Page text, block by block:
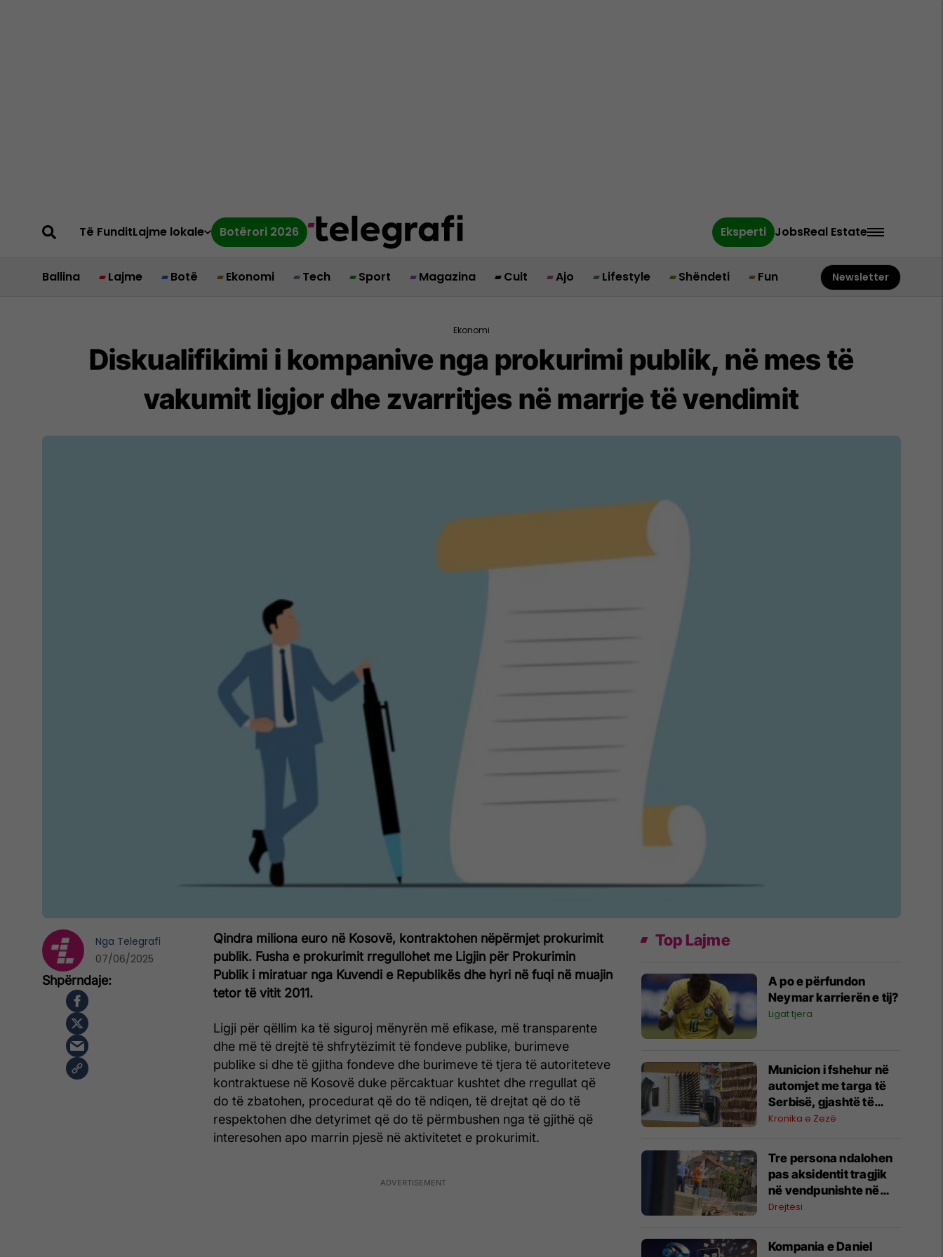
Të FunditLajme lokale Botërori 2026 Eksperti JobsReal Estate
Ballina Lajme Botë Ekonomi Tech Sport Magazina Cult Ajo Lifestyle Shëndeti Fun Newsletter
Ekonomi
Diskualifikimi i kompanive nga prokurimi publik, në mes të
vakumit ligjor dhe zvarritjes në marrje të vendimit
Qindra miliona euro në Kosovë, kontraktohen nëpërmjet prokurimit
publik. Fusha e prokurimit rregullohet me Ligjin për Prokurimin
Publik i miratuar nga Kuvendi e Republikës dhe hyri në fuqi në muajin
tetor të vitit 2011.
Ligji për qëllim ka të siguroj mënyrën më efikase, më transparente
dhe më të drejtë të shfrytëzimit të fondeve publike, burimeve
publike si dhe të gjitha fondeve dhe burimeve të tjera të autoriteteve
kontraktuese në Kosovë duke përcaktuar kushtet dhe rregullat që
do të zbatohen, procedurat që do të ndiqen, të drejtat që do të
respektohen dhe detyrimet që do të përmbushen nga të gjithë që
interesohen apo marrin pjesë në aktivitetet e prokurimit.
Nga Telegrafi
07/06/2025
Top Lajme
A po e përfundon
Neymar karrierën e tij?
Ligat tjera
Municion i fshehur në
automjet me targa të
Serbisë, gjashtë të
arrestuar në Prishtinë
Kronika e Zezë
Tre persona ndalohen
pas aksidentit tragjik
në vendpunishte në
Prishtinë, Prokuroria
Drejtësi
Kompania e Daniel